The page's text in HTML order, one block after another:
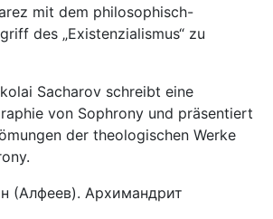
mit dem philosophisch-
des „Existenzialismus“ zu
Sacharov schreibt eine
von Sophrony und präsentiert
der theologischen Werke
(Алфеев). Архимандрит